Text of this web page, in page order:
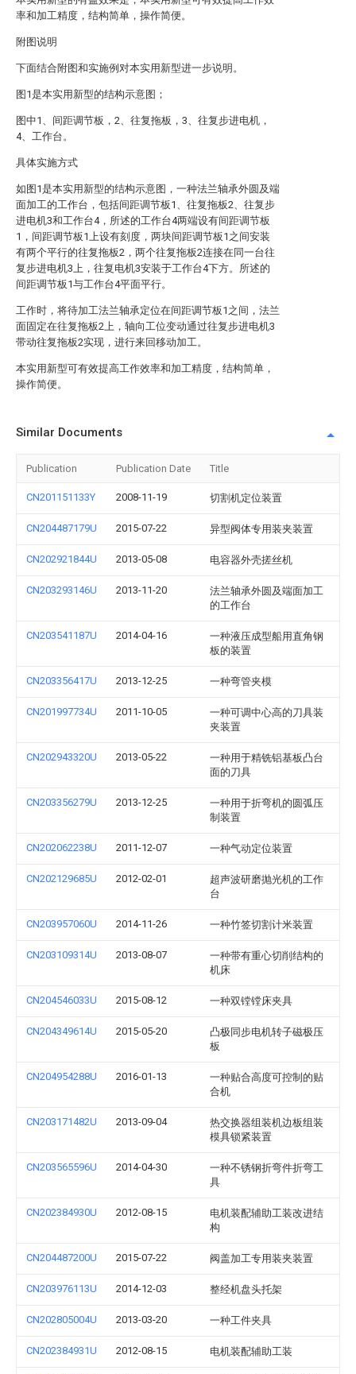
率和加工精度，结构简单，操作简便。
附图说明
下面结合附图和实施例对本实用新型进一步说明。
图1是本实用新型的结构示意图；
图中1、间距调节板，2、往复拖板，3、往复步进电机，
4、工作台。
具体实施方式
如图1是本实用新型的结构示意图，一种法兰轴承外圆及端
面加工的工作台，包括间距调节板1、往复拖板2、往复步
进电机3和工作台4，所述的工作台4两端设有间距调节板
1，间距调节板1上设有刻度，两块间距调节板1之间安装
有两个平行的往复拖板2，两个往复拖板2连接在同一台往
复步进电机3上，往复电机3安装于工作台4下方。所述的
间距调节板1与工作台4平面平行。
工作时，将待加工法兰轴承定位在间距调节板1之间，法兰
面固定在往复拖板2上，轴向工位变动通过往复步进电机3
带动往复拖板2实现，进行来回移动加工。
本实用新型可有效提高工作效率和加工精度，结构简单，
操作简便。
Similar Documents
Publication Publication Date Title
CN201151133Y 2008-11-19 切割机定位装置
CN204487179U 2015-07-22 异型阀体专用装夹装置
CN202921844U 2013-05-08 电容器外壳搓丝机
CN203293146U 2013-11-20
法兰轴承外圆及端面加工
的工作台
CN203541187U 2014-04-16
一种液压成型船用直角钢
板的装置
CN203356417U 2013-12-25 一种弯管夹模
CN201997734U 2011-10-05
一种可调中心高的刀具装
夹装置
CN202943320U 2013-05-22
一种用于精铣铝基板凸台
面的刀具
CN203356279U 2013-12-25
一种用于折弯机的圆弧压
制装置
CN202062238U 2011-12-07 一种气动定位装置
CN202129685U 2012-02-01
超声波研磨抛光机的工作
台
CN203957060U 2014-11-26 一种竹签切割计米装置
CN203109314U 2013-08-07
一种带有重心切削结构的
机床
CN204546033U 2015-08-12 一种双镗镗床夹具
CN204349614U 2015-05-20
凸极同步电机转子磁极压
板
CN204954288U 2016-01-13
一种贴合高度可控制的贴
合机
CN203171482U 2013-09-04
热交换器组装机边板组装
模具锁紧装置
CN203565596U 2014-04-30
一种不锈钢折弯件折弯工
具
CN202384930U 2012-08-15
电机装配辅助工装改进结
构
CN204487200U 2015-07-22 阀盖加工专用装夹装置
CN203976113U 2014-12-03 整经机盘头托架
CN202805004U 2013-03-20 一种工件夹具
CN202384931U 2012-08-15 电机装配辅助工装